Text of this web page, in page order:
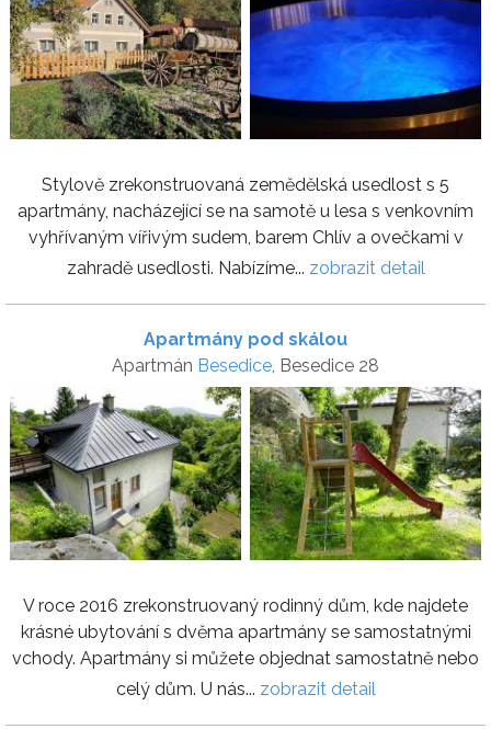
Stylově zrekonstruovaná zemědělská usedlost s 5
apartmány, nacházející se na samotě u lesa s venkovním
vyhřívaným vířivým sudem, barem Chlív a ovečkami v
zahradě usedlosti. Nabízíme... zobrazit detail
Apartmány pod skálou
Apartmán Besedice, Besedice 28
V roce 2016 zrekonstruovaný rodinný dům, kde najdete
krásné ubytování s dvěma apartmány se samostatnými
vchody. Apartmány si můžete objednat samostatně nebo
celý dům. U nás... zobrazit detail